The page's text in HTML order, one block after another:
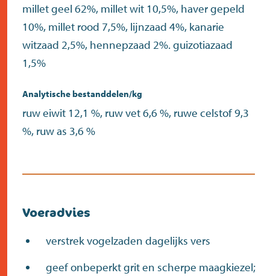
millet geel 62%, millet wit 10,5%, haver gepeld
10%, millet rood 7,5%, lijnzaad 4%, kanarie
witzaad 2,5%, hennepzaad 2%. guizotiazaad
1,5%
Analytische bestanddelen/kg
ruw eiwit 12,1 %, ruw vet 6,6 %, ruwe celstof 9,3
%, ruw as 3,6 %
Voeradvies
verstrek vogelzaden dagelijks vers
geef onbeperkt grit en scherpe maagkiezel;